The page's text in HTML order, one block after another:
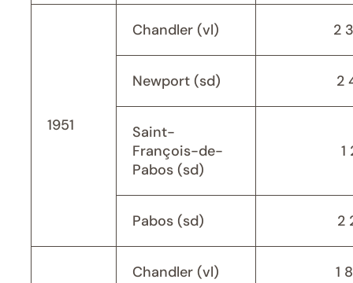
1951
Chandler (vl) 2
Newport (sd) 2
Saint-
François-de-
Pabos (sd)
1
Pabos (sd) 2
Chandler (vl) 1